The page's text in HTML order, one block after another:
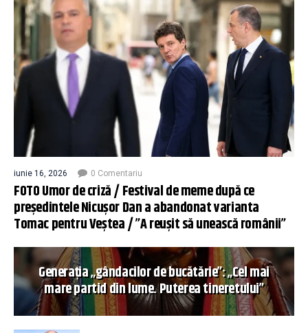
iunie 16, 2026 0 Comentariu
FOTO Umor de criză / Festival de meme după ce
președintele Nicușor Dan a abandonat varianta
Tomac pentru Veștea / ”A reușit să unească românii”
Generația „gândacilor de bucătărie”: „Cel mai
mare partid din lume. Puterea tineretului”